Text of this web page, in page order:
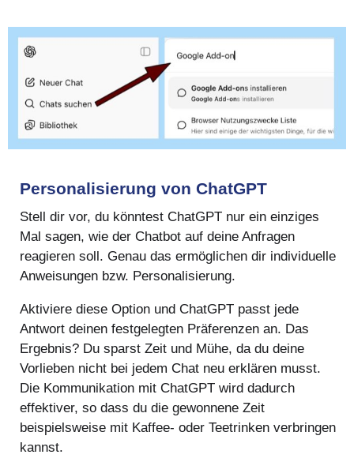
Personalisierung von ChatGPT
Stell dir vor, du könntest ChatGPT nur ein einziges
Mal sagen, wie der Chatbot auf deine Anfragen
reagieren soll. Genau das ermöglichen dir individuelle
Anweisungen bzw. Personalisierung.
Aktiviere diese Option und ChatGPT passt jede
Antwort deinen festgelegten Präferenzen an. Das
Ergebnis? Du sparst Zeit und Mühe, da du deine
Vorlieben nicht bei jedem Chat neu erklären musst.
Die Kommunikation mit ChatGPT wird dadurch
effektiver, so dass du die gewonnene Zeit
beispielsweise mit Kaffee- oder Teetrinken verbringen
kannst.